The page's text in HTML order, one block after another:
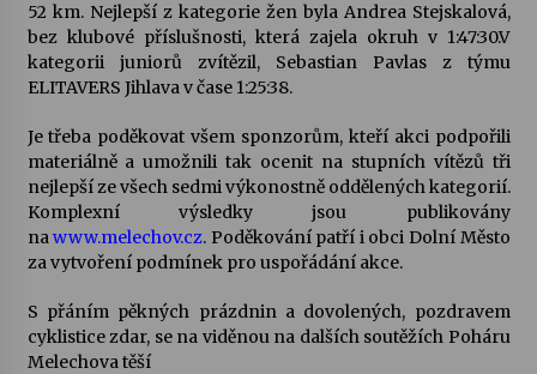
Letní koncerty ve Stromovce: Rufus Miller
22. 7. 2026
17. 7. 2026
14. 7. 2026
52 km. Nejlepší z kategorie žen byla Andrea Stejskalová,
bez klubové příslušnosti, která zajela okruh v 1:47:30.V
kategorii juniorů zvítězil, Sebastian Pavlas z týmu
ELITAVERS Jihlava v čase 1:25:38.
Je třeba poděkovat všem sponzorům, kteří akci podpořili
materiálně a umožnili tak ocenit na stupních vítězů tři
nejlepší ze všech sedmi výkonostně oddělených kategorií.
Komplexní výsledky jsou publikovány
nawww.melechov.cz. Poděkování patří i obci Dolní Město
za vytvoření podmínek pro uspořádání akce.
S přáním pěkných prázdnin a dovolených, pozdravem
cyklistice zdar, se na viděnou na dalších soutěžích Poháru
Melechova těší